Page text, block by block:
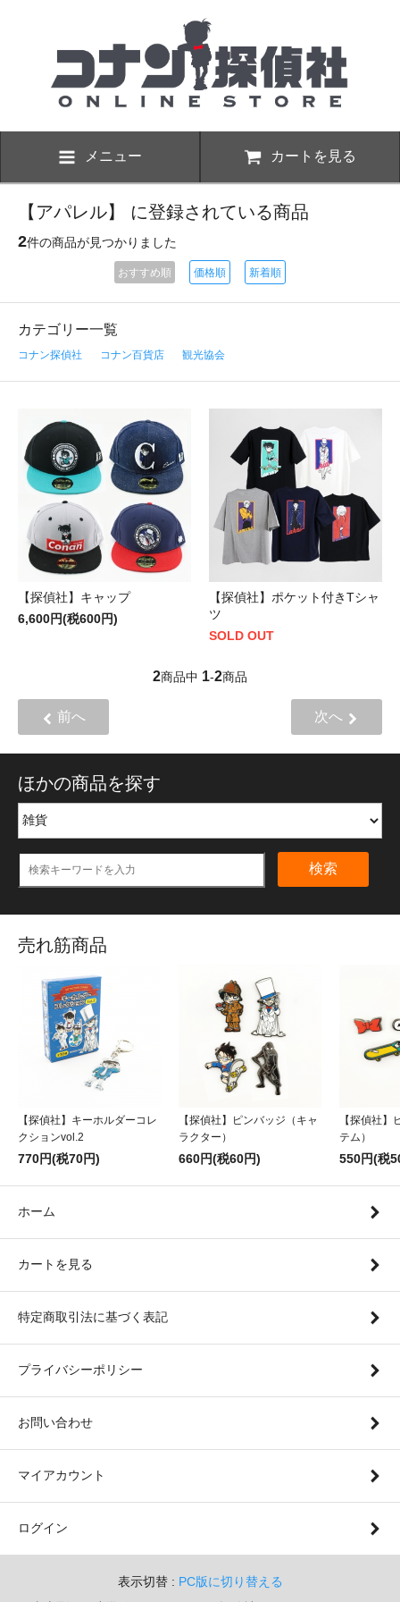
メニュー カートを見る
【アパレル】 に登録されている商品
2件の商品が見つかりました
おすすめ順 価格順 新着順
カテゴリー一覧
コナン探偵社 コナン百貨店 観光協会
【探偵社】キャップ
6,600円(税600円)
【探偵社】ポケット付きTシャ
ツ
SOLD OUT
2商品中 1-2商品
前へ 次へ
ほかの商品を探す
検索
売れ筋商品
【探偵社】キーホルダーコレ
クションvol.2
770円(税70円)
【探偵社】ピンバッジ（キャ
ラクター）
660円(税60円)
【探偵社】
テム）
550円(税
ホーム
カートを見る
特定商取引法に基づく表記
プライバシーポリシー
お問い合わせ
マイアカウント
ログイン
表示切替 : PC版に切り替える